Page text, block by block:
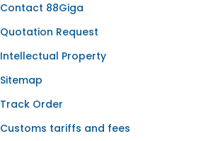
BANDAR SLOT
SLOT RESMI
SLOT88
Contact 88Giga
Quotation Request
Intellectual Property
Sitemap
Track Order
Customs tariffs and fees